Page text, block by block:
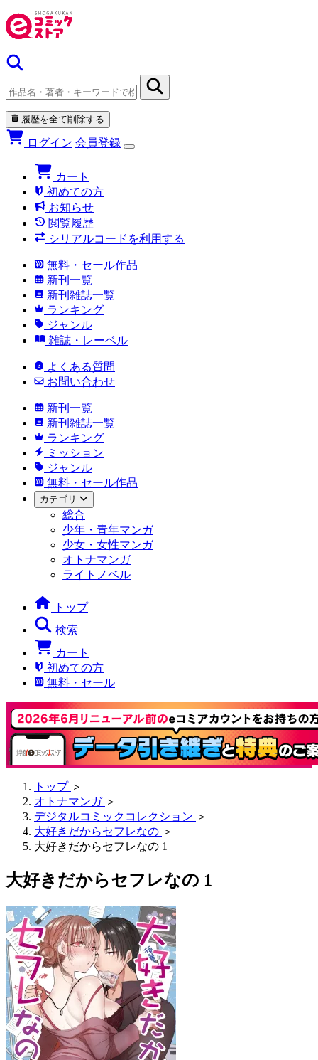
履歴を全て削除する
ログイン 会員登録
カート
初めての方
お知らせ
閲覧履歴
シリアルコードを利用する
無料・セール作品
新刊一覧
新刊雑誌一覧
ランキング
ジャンル
雑誌・レーベル
よくある質問
お問い合わせ
新刊一覧
新刊雑誌一覧
ランキング
ミッション
ジャンル
無料・セール作品
カテゴリ
総合
少年・青年マンガ
少女・女性マンガ
オトナマンガ
ライトノベル
トップ
検索
カート
初めての方
無料・セール
トップ ＞
オトナマンガ ＞
デジタルコミックコレクション ＞
大好きだからセフレなの ＞
大好きだからセフレなの 1
大好きだからセフレなの 1